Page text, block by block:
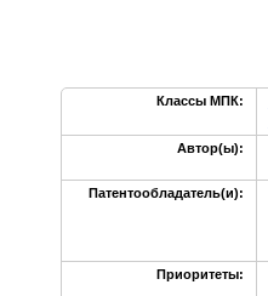
Классы МПК:
Автор(ы):
Патентообладатель(и):
Приоритеты: